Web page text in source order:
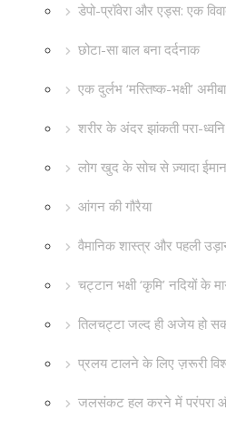
डेपो-प्रॉवेरा और एड्स: एक
छोटा-सा बाल बना दर्दनाक
एक दुर्लभ ‘मस्तिष्क-भक्षी’
शरीर के अंदर झांकती परा-
लोग खुद के सोच से ज़्यादा
आंगन की गौरैया
वैमानिक शास्त्र और पहली
चट्टान भक्षी ‘कृमि’ नदियों के
तिलचट्टा जल्द ही अजेय हो
प्रलय टालने के लिए ज़रूरी
जलसंकट हल करने में परंपरा